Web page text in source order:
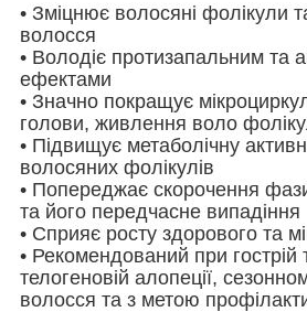
• Зміцнює волосяні фолікули
волосся
• Володіє протизапальним та
ефектами
• Значно покращує
голови, живлення воло
• Підвищує метаболічну
волосяних фолікулів
• Попереджає скорочення
та його передчасне випадіння
• Сприяє росту здорового та
• Рекомендований при гострій
телогеновій алопеції,
волосся та з метою